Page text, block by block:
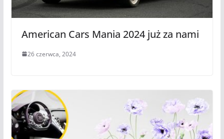
American Cars Mania 2024 już za nami
26 czerwca, 2024